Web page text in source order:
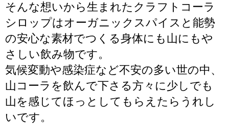
そんな想いから生まれたクラフトコーラ
シロップはオーガニックスパイスと能勢
の安心な素材でつくる身体にも山にもや
さしい飲み物です。
気候変動や感染症など不安の多い世の中、
山コーラを飲んで下さる方々に少しでも
山を感じてほっとしてもらえたらうれし
いです。